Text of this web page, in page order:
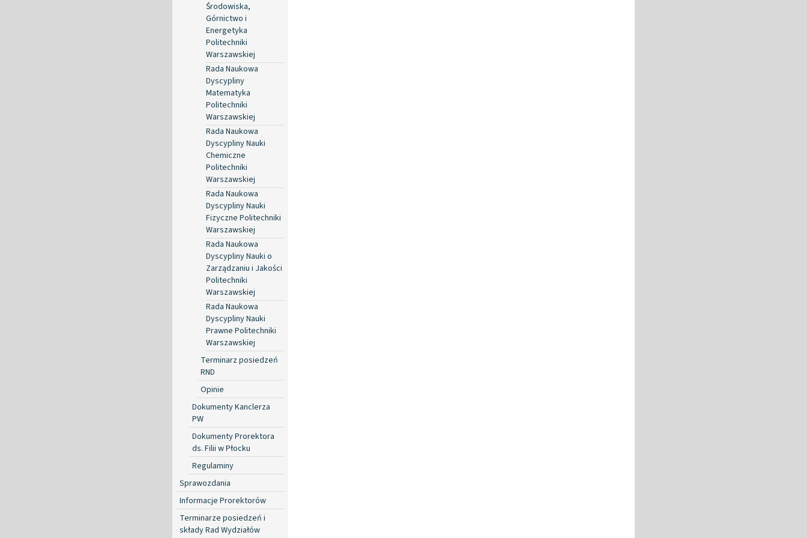
Środowiska,
Górnictwo i
Energetyka
Politechniki
Warszawskiej
Rada Naukowa
Dyscypliny
Matematyka
Politechniki
Warszawskiej
Rada Naukowa
Dyscypliny Nauki
Chemiczne
Politechniki
Warszawskiej
Rada Naukowa
Dyscypliny Nauki
Fizyczne Politechniki
Warszawskiej
Rada Naukowa
Dyscypliny Nauki o
Zarządzaniu i Jakości
Politechniki
Warszawskiej
Rada Naukowa
Dyscypliny Nauki
Prawne Politechniki
Warszawskiej
Terminarz posiedzeń
RND
Opinie
Dokumenty Kanclerza
PW
Dokumenty Prorektora
ds. Filii w Płocku
Regulaminy
Sprawozdania
Informacje Prorektorów
Terminarze posiedzeń i
składy Rad Wydziałów